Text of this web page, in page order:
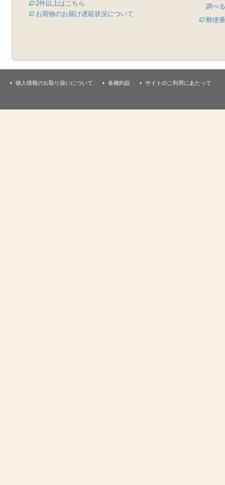
2件以上はこちら
お荷物のお届け遅延状況について
調べる
郵便
個人情報のお取り扱いについて 各種約款 サイトのご利用にあたって